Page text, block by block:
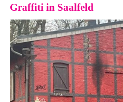
Graffiti in Saalfeld